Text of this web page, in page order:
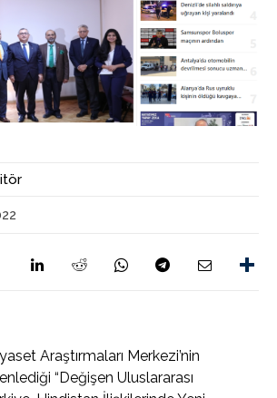
Araştırmaları Merkezi’nin
“Değişen Uluslararası